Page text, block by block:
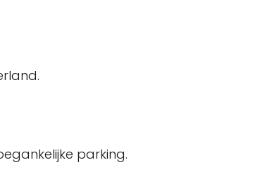
parking.